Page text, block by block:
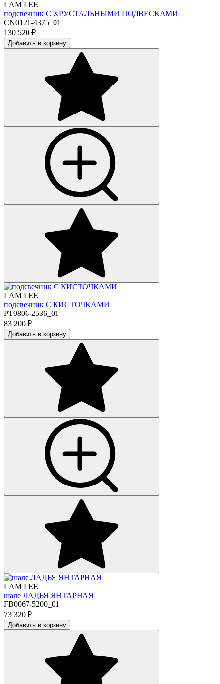
LAM LEE
подсвечник С ХРУСТАЛЬНЫМИ ПОДВЕСКАМИ
CN0121-4375_01
130 520 ₽
Добавить в корзину
LAM LEE
подсвечник С КИСТОЧКАМИ
PT9806-2536_01
83 200 ₽
Добавить в корзину
LAM LEE
шале ЛАДЬЯ ЯНТАРНАЯ
FB0067-5200_01
73 320 ₽
Добавить в корзину